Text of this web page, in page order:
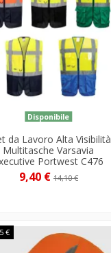
Disponibile
da Lavoro Alta Visibilità
Multitasche Varsavia
Portwest C476
9,40 € 14,10 €
€